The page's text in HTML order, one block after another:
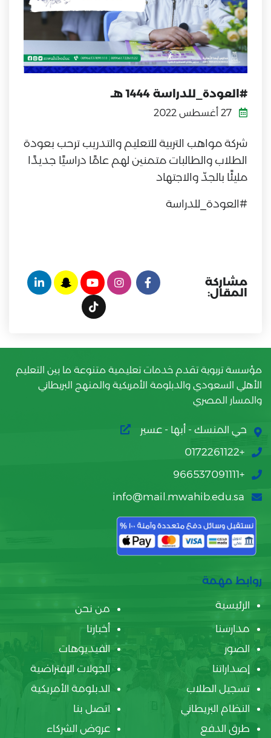
#العودة_للدراسة 1444 هـ
شركة مواهب التربية للتعليم والتدريب ترحب بعودة
الطلاب والطالبات متمنين لهم عامًا دراسيًا جديدًا
مليئًا بالجدّ والاجتهاد
#العودة_للدراسة
مشاركة
المقال:
مؤسسة تربوية تقدم خدمات تعليمية متنوعة ما بين التعليم
الأهلي السعودي والدبلومة الأمريكية والمنهج البريطاني
والمسار المصري
حي المنسك - أبها - عسير
+0172261122
+966537091111
info@mail.mwahib.edu.sa
روابط مهمة
الرئيسية
من نحن
مدارسنا
أخبارنا
الصور
الفيديوهات
إصداراتنا
الجولات الإفتراضية
تسجيل الطلاب
الدبلومة الأمريكية
النظام البريطاني
اتصل بنا
طرق الدفع
عروض الشركاء